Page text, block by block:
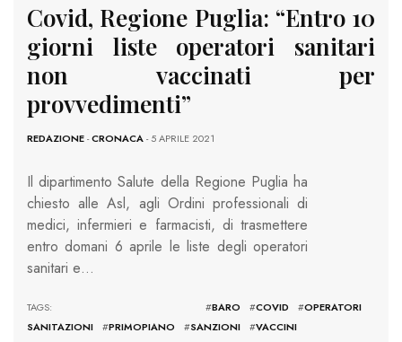
Covid, Regione Puglia: “Entro 10
giorni liste operatori sanitari
non vaccinati per
provvedimenti”
REDAZIONE-CRONACA- 5 APRILE 2021
Il dipartimento Salute della Regione Puglia ha
chiesto alle Asl, agli Ordini professionali di
medici, infermieri e farmacisti, di trasmettere
entro domani 6 aprile le liste degli operatori
sanitari e…
TAGS: #BARO #COVID #OPERATORI
SANITAZIONI
#PRIMOPIANO #SANZIONI #VACCINI